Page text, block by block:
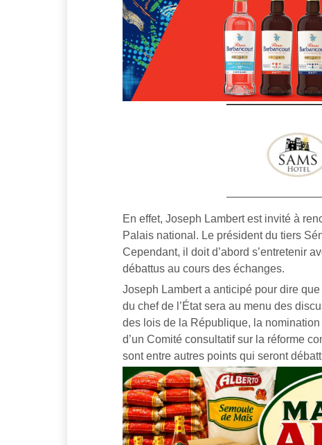
En effet, Joseph Lambert est invité à
Palais national. Le président du tiers
Cependant, il doit d’abord s’entretenir
débattus au cours des échanges.
Joseph Lambert a anticipé pour dire
du chef de l’État sera au menu des
des lois de la République, la
d’un Comité consultatif sur la réforme
sont entre autres points qui seront